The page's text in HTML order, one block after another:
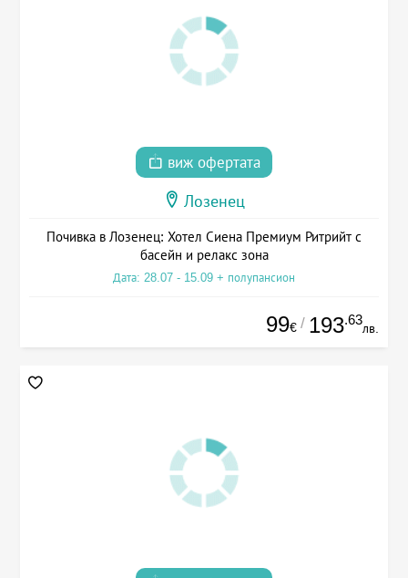
виж офертата
Лозенец
Почивка в Лозенец: Хотел Сиена Премиум Ритрийт с
басейн и релакс зона
Дата: 28.07 - 15.09 + полупансион
99€ / 193.63
лв.